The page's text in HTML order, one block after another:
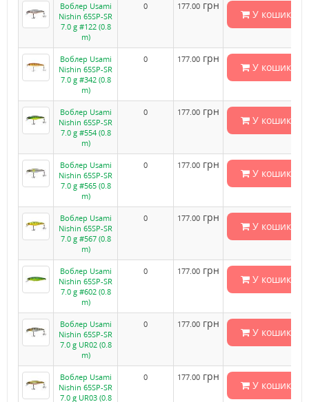
Воблер Usami
Nishin 65SP-SR
7.0 g #122 (0.8
m)
0 177.00 грн
У кошик
Воблер Usami
Nishin 65SP-SR
7.0 g #342 (0.8
m)
0 177.00 грн
У кошик
Воблер Usami
Nishin 65SP-SR
7.0 g #554 (0.8
m)
0 177.00 грн
У кошик
Воблер Usami
Nishin 65SP-SR
7.0 g #565 (0.8
m)
0 177.00 грн
У кошик
Воблер Usami
Nishin 65SP-SR
7.0 g #567 (0.8
m)
0 177.00 грн
У кошик
Воблер Usami
Nishin 65SP-SR
7.0 g #602 (0.8
m)
0 177.00 грн
У кошик
Воблер Usami
Nishin 65SP-SR
7.0 g UR02 (0.8
m)
0 177.00 грн
У кошик
Воблер Usami
Nishin 65SP-SR
7.0 g UR03 (0.8
0 177.00 грн
У кошик